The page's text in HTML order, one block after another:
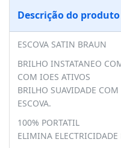
Descrição do produto
ESCOVA SATIN BRAUN
BRILHO INSTATANEO
COM IOES ATIVOS
BRILHO SUAVIDADE
ESCOVA.
100% PORTATIL
ELIMINA ELECTRICIDADE